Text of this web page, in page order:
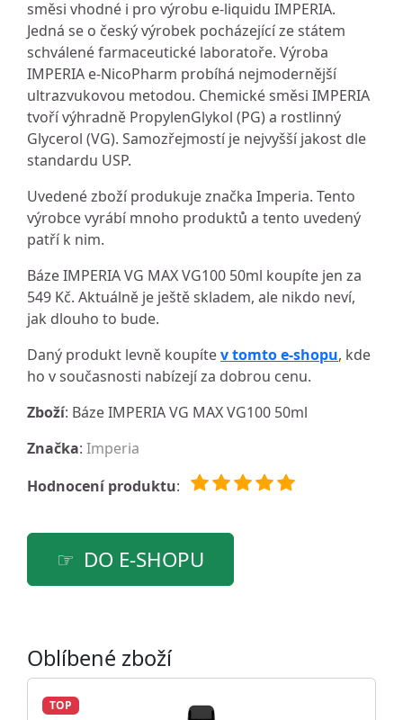
směsi vhodné i pro výrobu e-liquidu IMPERIA.
Jedná se o český výrobek pocházející ze státem
schválené farmaceutické laboratoře. Výroba
IMPERIA e-NicoPharm probíhá nejmodernější
ultrazvukovou metodou. Chemické směsi IMPERIA
tvoří výhradně PropylenGlykol (PG) a rostlinný
Glycerol (VG). Samozřejmostí je nejvyšší jakost dle
standardu USP.
Uvedené zboží produkuje značka Imperia. Tento
výrobce vyrábí mnoho produktů a tento uvedený
patří k nim.
Báze IMPERIA VG MAX VG100 50ml koupíte jen za
549 Kč. Aktuálně je ještě skladem, ale nikdo neví,
jak dlouho to bude.
Daný produkt levně koupítev tomto e-shopu, kde
ho v současnosti nabízejí za dobrou cenu.
Zboží: Báze IMPERIA VG MAX VG100 50ml
Značka: Imperia
Hodnocení produktu:
DO E-SHOPU
Oblíbené zboží
TOP